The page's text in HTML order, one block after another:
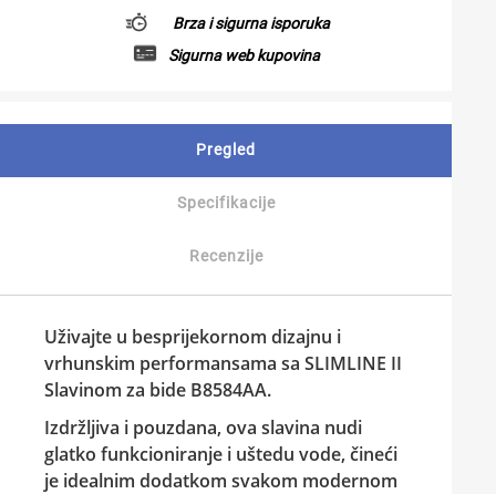
Brza i sigurna isporuka
Sigurna web kupovina
Pregled
Specifikacije
Recenzije
Uživajte u besprijekornom dizajnu i
vrhunskim performansama sa SLIMLINE II
Slavinom za bide B8584AA.
Izdržljiva i pouzdana, ova slavina nudi
glatko funkcioniranje i uštedu vode, čineći
je idealnim dodatkom svakom modernom